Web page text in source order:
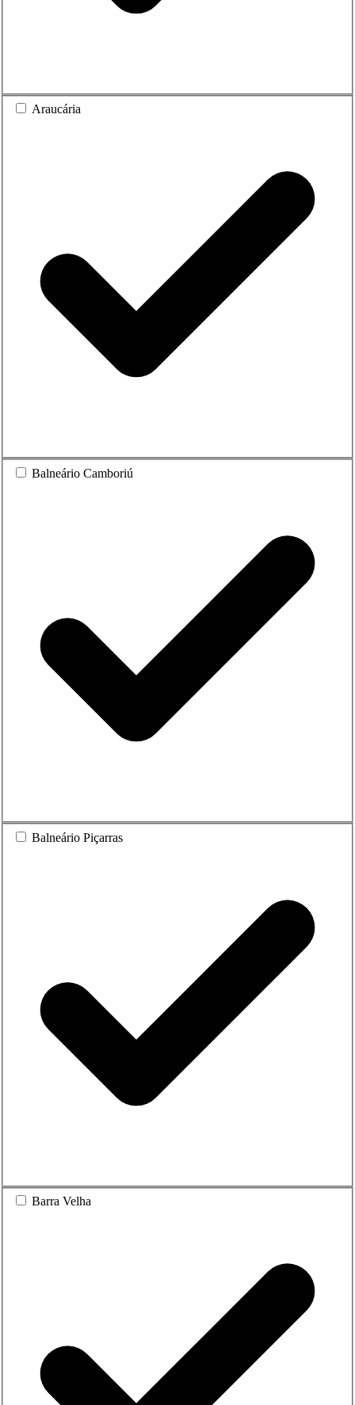
Araucária
Balneário Camboriú
Balneário Piçarras
Barra Velha